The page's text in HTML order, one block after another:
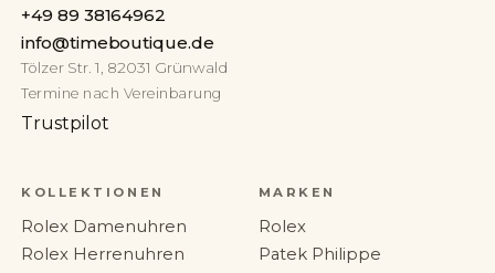
+49 89 38164962
info@timeboutique.de
Tölzer Str. 1, 82031 Grünwald
Termine nach Vereinbarung
Trustpilot
KOLLEKTIONEN
Rolex Damenuhren
Rolex Herrenuhren
MARKEN
Rolex
Patek Philippe